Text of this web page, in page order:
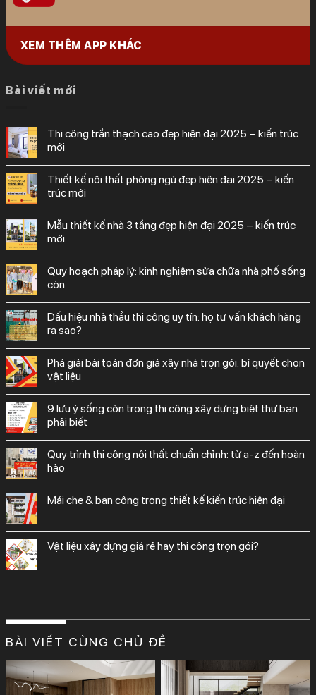
XEM THÊM APP KHÁC
Bài viết mới
thi công trần thạch cao đẹp hiện đại 2025 – kiến trúc
mới
thiết kế nội thất phòng ngủ đẹp hiện đại 2025 – kiến
trúc mới
mẫu thiết kế nhà 3 tầng đẹp hiện đại 2025 – kiến trúc
mới
quy hoạch pháp lý: kinh nghiệm sửa chữa nhà phố sống
còn
dấu hiệu nhà thầu thi công uy tín: họ tư vấn khách hàng
ra sao?
phá giải bài toán đơn giá xây nhà trọn gói: bí quyết chọn
vật liệu
9 lưu ý sống còn trong thi công xây dựng biệt thự bạn
phải biết
quy trình thi công nội thất chuẩn chỉnh: từ a-z đến hoàn
hảo
mái che & ban công trong thiết kế kiến trúc hiện đại
vật liệu xây dựng giá rẻ hay thi công trọn gói?
BÀI VIẾT CÙNG CHỦ ĐỀ